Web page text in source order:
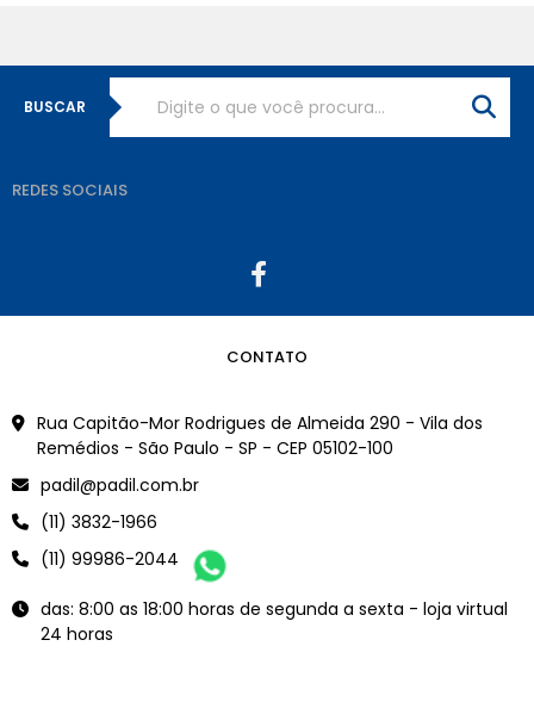
BUSCAR
REDES SOCIAIS
CONTATO
Rua Capitão-Mor Rodrigues de Almeida 290 - Vila dos
Remédios - São Paulo - SP - CEP 05102-100
padil@padil.com.br
(11) 3832-1966
(11) 99986-2044
das: 8:00 as 18:00 horas de segunda a sexta - loja virtual
24 horas